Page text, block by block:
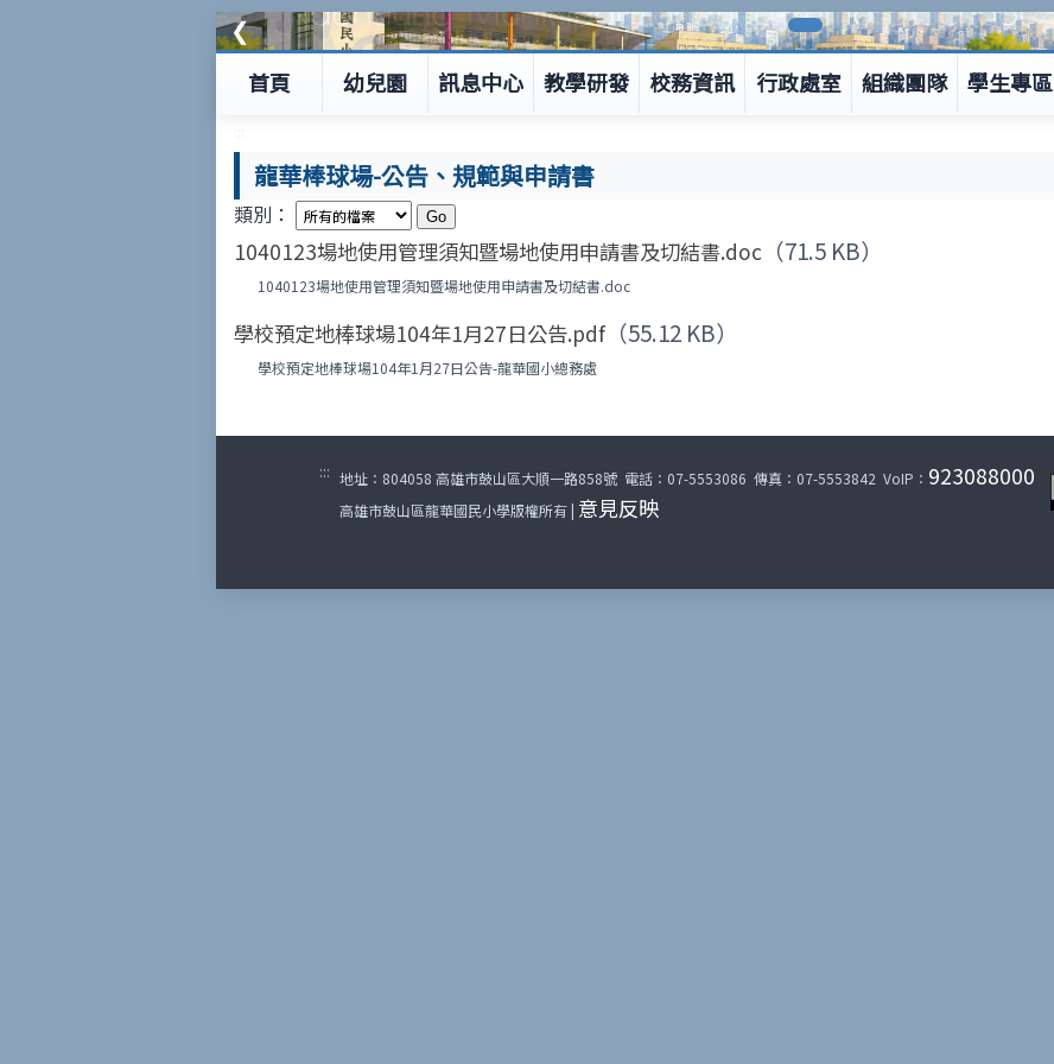
❮
首頁 幼兒園 訊息中心 教學研發 校務資訊 行政處室 組織團隊 學生專區
龍華棒球場-公告、規範與申請書
類別：
1040123場地使用管理須知暨場地使用申請書及切結書.doc （71.5 KB）
1040123場地使用管理須知暨場地使用申請書及切結書.doc
學校預定地棒球場104年1月27日公告.pdf（55.12 KB）
學校預定地棒球場104年1月27日公告-龍華國小總務處
::: 地址：804058 高雄市鼓山區大順一路858號 電話：07-5553086 傳真：07-5553842 VoIP： 923088000
高雄市鼓山區龍華國民小學版權所有 | 意見反映